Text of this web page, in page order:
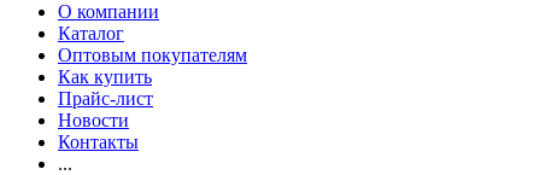
О компании
Каталог
Оптовым покупателям
Как купить
Прайс-лист
Новости
Контакты
...